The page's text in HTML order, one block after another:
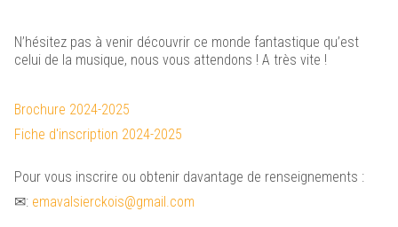
N’hésitez pas à venir découvrir ce monde fantastique qu’est
celui de la musique, nous vous attendons ! A très vite !
Brochure 2024-2025
Fiche d'inscription 2024-2025
Pour vous inscrire ou obtenir davantage de renseignements :
✉: emavalsierckois@gmail.com